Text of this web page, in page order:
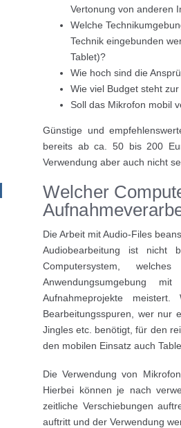
Vertonung von anderen
Welche
Technik eingebunden
Tablet)?
Wie hoch sind die
Wie viel Budget steht
Soll das Mikrofon mobil
Günstige und
bereits ab ca. 50 bis 200
Verwendung aber auch nicht
Welcher
Die Arbeit mit Audio-Files
Audiobearbeitung ist nicht
Computersystem,
Anwendungsumgebung
Aufnahmeprojekte
Bearbeitungsspuren, wer nur
Jingles etc. benötigt, für den
den mobilen Einsatz auch
Die Verwendung von
Hierbei können je nach
zeitliche Verschiebungen
auftritt und der Verwendung